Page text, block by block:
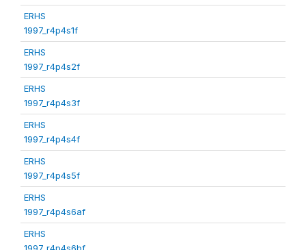
ERHS
1997_r4p4s1f
ERHS
1997_r4p4s2f
ERHS
1997_r4p4s3f
ERHS
1997_r4p4s4f
ERHS
1997_r4p4s5f
ERHS
1997_r4p4s6af
ERHS
1997_r4p4s6bf